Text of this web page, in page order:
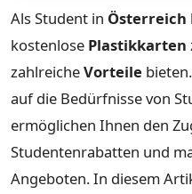
Als Student in Österreich
kostenlose Plastikkarten
zahlreicheVorteile
auf die Bedürfnisse von
ermöglichen Ihnen den
Studentenrabatten und
Angeboten. In diesem